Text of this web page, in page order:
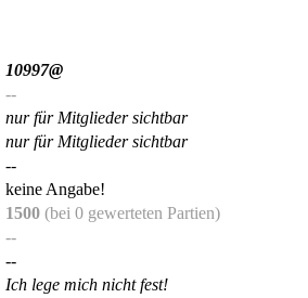
10997@
--
nur für Mitglieder sichtbar
nur für Mitglieder sichtbar
--
keine Angabe!
1500 (bei 0 gewerteten Partien)
--
--
Ich lege mich nicht fest!